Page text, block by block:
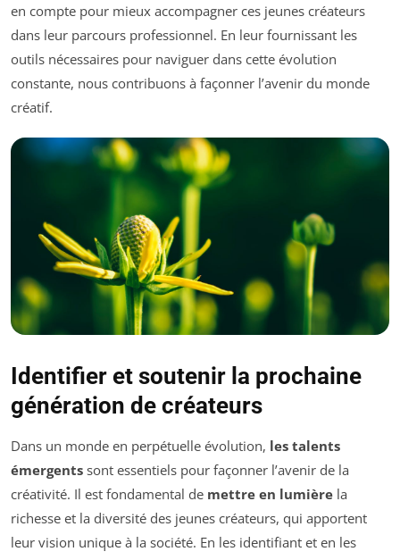
en compte pour mieux accompagner ces jeunes créateurs
dans leur parcours professionnel. En leur fournissant les
outils nécessaires pour naviguer dans cette évolution
constante, nous contribuons à façonner l’avenir du monde
créatif.
Identifier et soutenir la prochaine
génération de créateurs
Dans un monde en perpétuelle évolution, les talents
émergents sont essentiels pour façonner l’avenir de la
créativité. Il est fondamental de mettre en lumière la
richesse et la diversité des jeunes créateurs, qui apportent
leur vision unique à la société. En les identifiant et en les